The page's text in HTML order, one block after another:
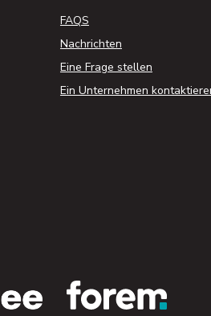
FAQS
Nachrichten
Eine Frage stellen
Ein Unternehmen